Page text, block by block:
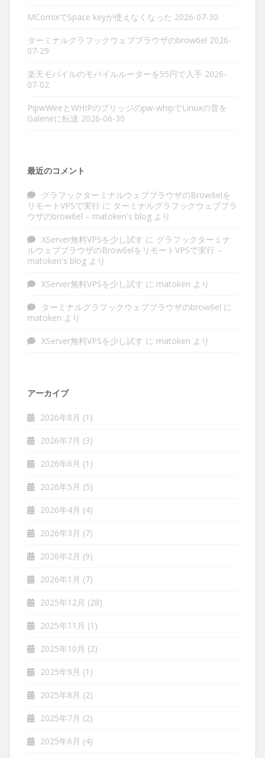
MComixでSpace keyが使えなくなった 2026-07-30
ターミナルグラフックウェブブラウザのbrow6el 2026-
07-29
楽天モバイルのモバイルルーターを55円で入手 2026-
07-02
PipwWireとWHIPのブリッジのpw-whipでLinuxの音を
Galeneに転送 2026-06-30
最近のコメント
グラフックターミナルウェブブラウザのBrow6elを
リモートVPSで実行 に ターミナルグラフックウェブブラ
ウザのbrow6el – matoken's blog より
XServer無料VPSを少し試す に グラフックターミナ
ルウェブブラウザのBrow6elをリモートVPSで実行 –
matoken's blog より
XServer無料VPSを少し試す に matoken より
ターミナルグラフックウェブブラウザのbrow6el に
matoken より
XServer無料VPSを少し試す に matoken より
アーカイブ
2026年8月 (1)
2026年7月 (3)
2026年6月 (1)
2026年5月 (5)
2026年4月 (4)
2026年3月 (7)
2026年2月 (9)
2026年1月 (7)
2025年12月 (28)
2025年11月 (1)
2025年10月 (2)
2025年9月 (1)
2025年8月 (2)
2025年7月 (2)
2025年6月 (4)